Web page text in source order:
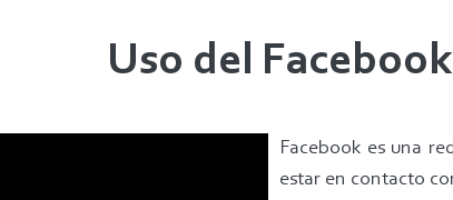
Uso del Facebook
Facebook es una
estar en contacto